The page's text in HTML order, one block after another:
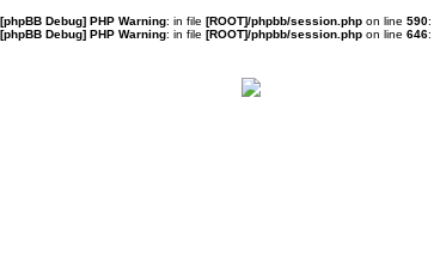
[phpBB Debug] PHP Warning: in file [ROOT]/phpbb/session.php on line 590:
[phpBB Debug] PHP Warning: in file [ROOT]/phpbb/session.php on line 646: